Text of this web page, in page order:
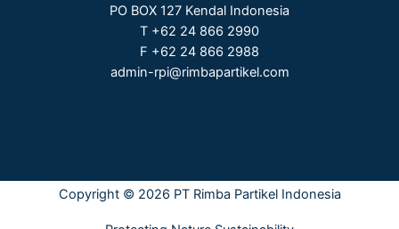
PO BOX 127 Kendal Indonesia
T +62 24 866 2990
F +62 24 866 2988
admin-rpi@rimbapartikel.com
Copyright © 2026 PT Rimba Partikel Indonesia